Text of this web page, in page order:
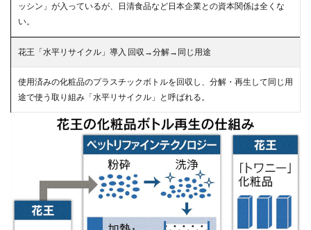
ッシン」が入っているが、日清食品など日本企業との資本関係は全くな
い。
花王「水平リサイクル」導入 回収→分解→同じ用途
使用済みの化粧品のプラスチックボトルを回収し、分解・再生して同じ用
途で使う取り組み「水平リサイクル」と呼ばれる。